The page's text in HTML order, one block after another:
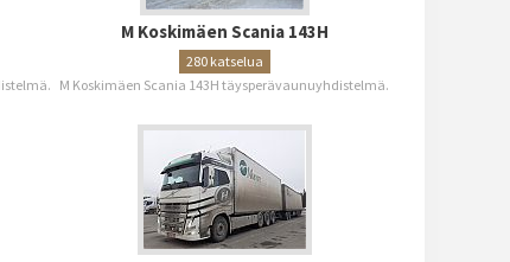
M Koskimäen Scania 143H
280 katselua
M Koskimäen Scania 143H täysperävaunuyhdistelmä.